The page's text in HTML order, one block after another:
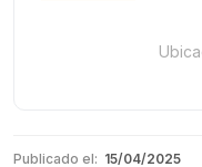
Publicado el: 15/04/2025